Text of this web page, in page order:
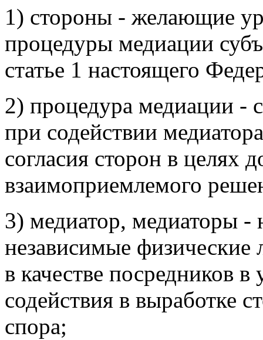
1) стороны - желающие
процедуры медиации
статье 1 настоящего
2) процедура медиации -
при содействии
согласия сторон в целях
взаимоприемлемого
3) медиатор, медиаторы -
независимые физические
в качестве посредников
содействия в выработке
спора;